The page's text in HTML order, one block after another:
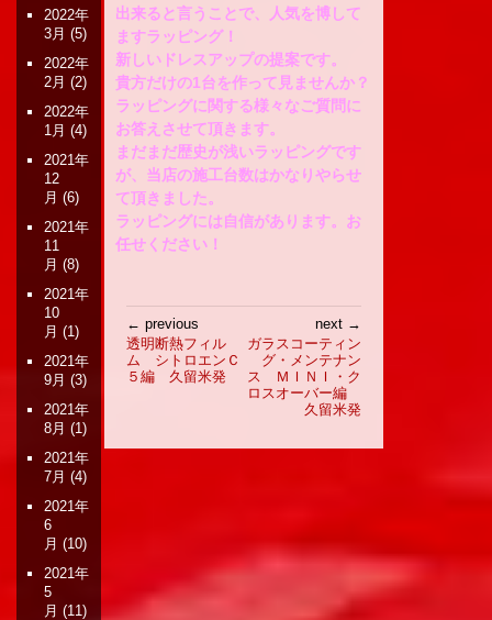
出来ると言うことで、人気を博して
ますラッピング！
新しいドレスアップの提案です。
貴方だけの1台を作って見ませんか？
ラッピングに関する様々なご質問に
お答えさせて頂きます。
まだまだ歴史が浅いラッピングです
が、当店の施工台数はかなりやらせ
て頂きました。
ラッピングには自信があります。お
任せください！
稿
ナ
ビ
シ
← previous
透明断熱フィル
ム シトロエンＣ
５編 久留米発
next →
ガラスコーティン
グ・メンテナン
ス ＭＩＮＩ・ク
ロスオーバー編
久留米発
2022年
3月 (5)
2022年
2月 (2)
2022年
1月 (4)
2021年
12
月 (6)
2021年
11
月 (8)
2021年
10
月 (1)
2021年
9月 (3)
2021年
8月 (1)
2021年
7月 (4)
2021年
6
月 (10)
2021年
5
月 (11)